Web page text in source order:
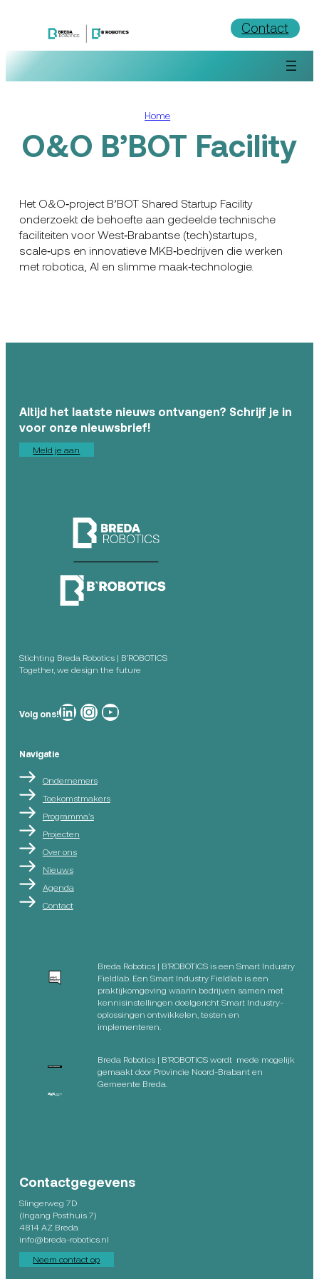
Contact
Home
O&O B’BOT Facility
Het O&O‑project B’BOT Shared Startup Facility
onderzoekt de behoefte aan gedeelde technische
faciliteiten voor West‑Brabantse (tech)startups,
scale‑ups en innovatieve MKB‑bedrijven die werken
met robotica, AI en slimme maak‑technologie.
Altijd het laatste nieuws ontvangen? Schrijf je in
voor onze nieuwsbrief!
Meld je aan
Stichting Breda Robotics | B’ROBOTICS
Together, we design the future
Volg ons!Breda Robotics op Breda Robotics op Instagram
Breda Robotics op
Navigatie
Ondernemers
Toekomstmakers
Programma’s
Projecten
Over ons
Nieuws
Agenda
Contact
Breda Robotics | B’ROBOTICS is een Smart Industry
Fieldlab. Een Smart Industry Fieldlab is een
praktijkomgeving waarin bedrijven samen met
kennisinstellingen doelgericht Smart Industry-
oplossingen ontwikkelen, testen en
implementeren.
Breda Robotics | B’ROBOTICS wordt mede mogelijk
gemaakt door Provincie Noord-Brabant en
Gemeente Breda.
Contactgegevens
Slingerweg 7D
(Ingang Posthuis 7)
4814 AZ Breda
info@breda-robotics.nl
Neem contact op